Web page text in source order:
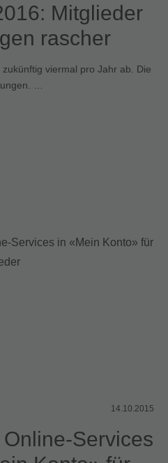
Mitglieder
rascher
viermal pro Jahr ab. Die
…
14.10.2015
Services